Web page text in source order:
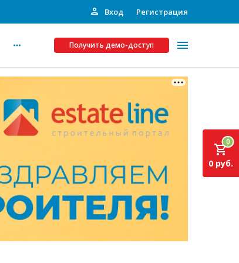
Вход Регистрация
Получить демо-доступ
Платные услуги
Рекламодателям
Инвестпроекты
Подписка на Базу
0
0 руб.